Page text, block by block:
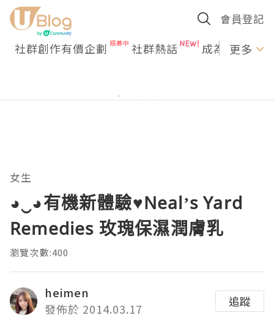
會員登記
社群創作有價企劃 社群熱話 成為U更多
女生
◕‿◕有機新體驗♥Neal’s Yard
Remedies 玫瑰保濕潤膚乳
瀏覽次數:400
heimen
發佈於 2014.03.17
追蹤